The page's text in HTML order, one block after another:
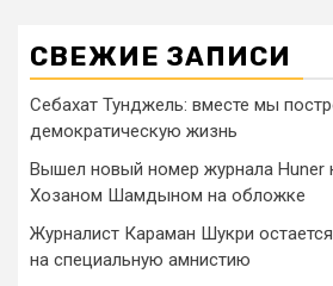
СВЕЖИЕ ЗАПИСИ
Себахат Тунджель: вместе мы
демократическую жизнь
Вышел новый номер журнала Huner
Хозаном Шамдыном на обложке
Журналист Караман Шукри
на специальную амнистию